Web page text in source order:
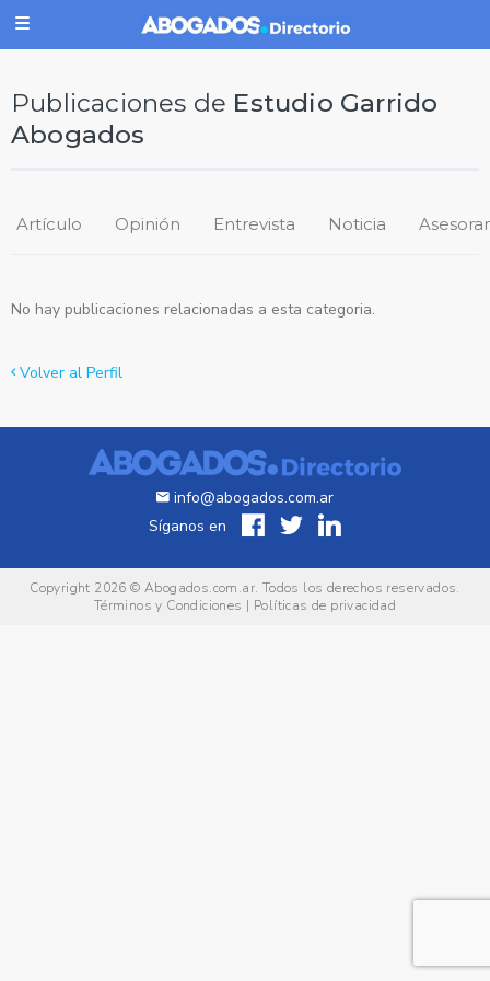
Publicaciones de Estudio Garrido
Abogados
Artículo Opinión Entrevista Noticia
No hay publicaciones relacionadas a esta categoria.
Volver al Perfil
info@abogados.com.ar
Síganos en
Copyright 2026 © Abogados.com.ar. Todos los derechos reservados.
Términos y Condiciones | Políticas de privacidad